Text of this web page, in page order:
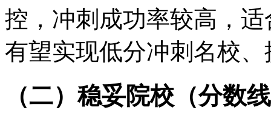
控，冲刺成功率较高，
有望实现低分冲刺名校
（二）稳妥院校（分数